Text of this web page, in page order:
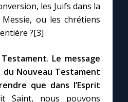
les Juifs dans la
ou les chrétiens
?[3]
Testament. Le message
du Nouveau Testament
que dans l’Esprit
Saint, nous pouvons